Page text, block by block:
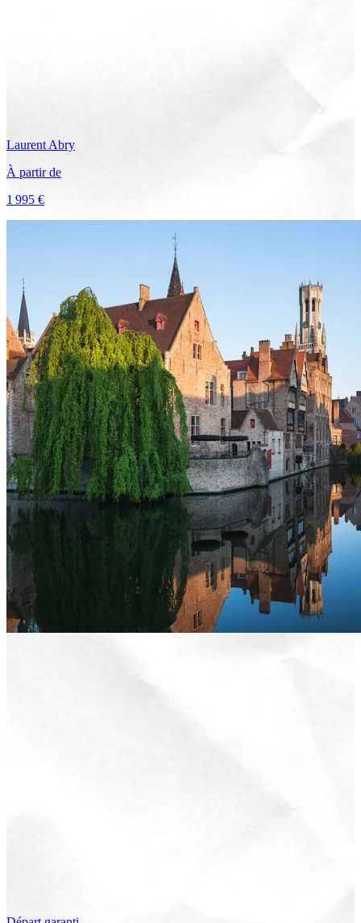
LaurentAbry
À partir de
1 995 €